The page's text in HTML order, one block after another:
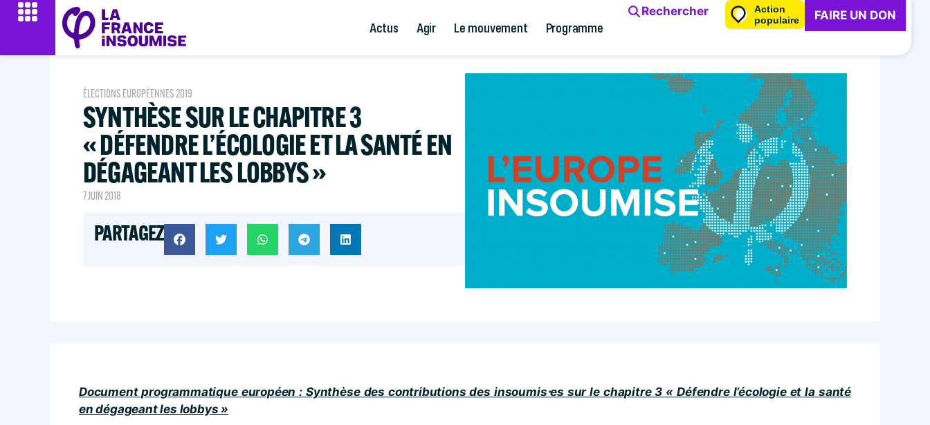
Actus Agir Le mouvement Programme
Rechercher
Action
populaire
FAIRE UN DON
ÉLECTIONS EUROPÉENNES 2019
SYNTHÈSE SUR LE CHAPITRE 3
« DÉFENDRE L’ÉCOLOGIE ET LA SANTÉ EN
DÉGAGEANT LES LOBBYS »
7 JUIN 2018
PARTAGEZ
Document programmatique européen : Synthèse des contributions des insoumis⋅es sur le chapitre 3 « Défendre l’écologie et la santé
en dégageant les lobbys »